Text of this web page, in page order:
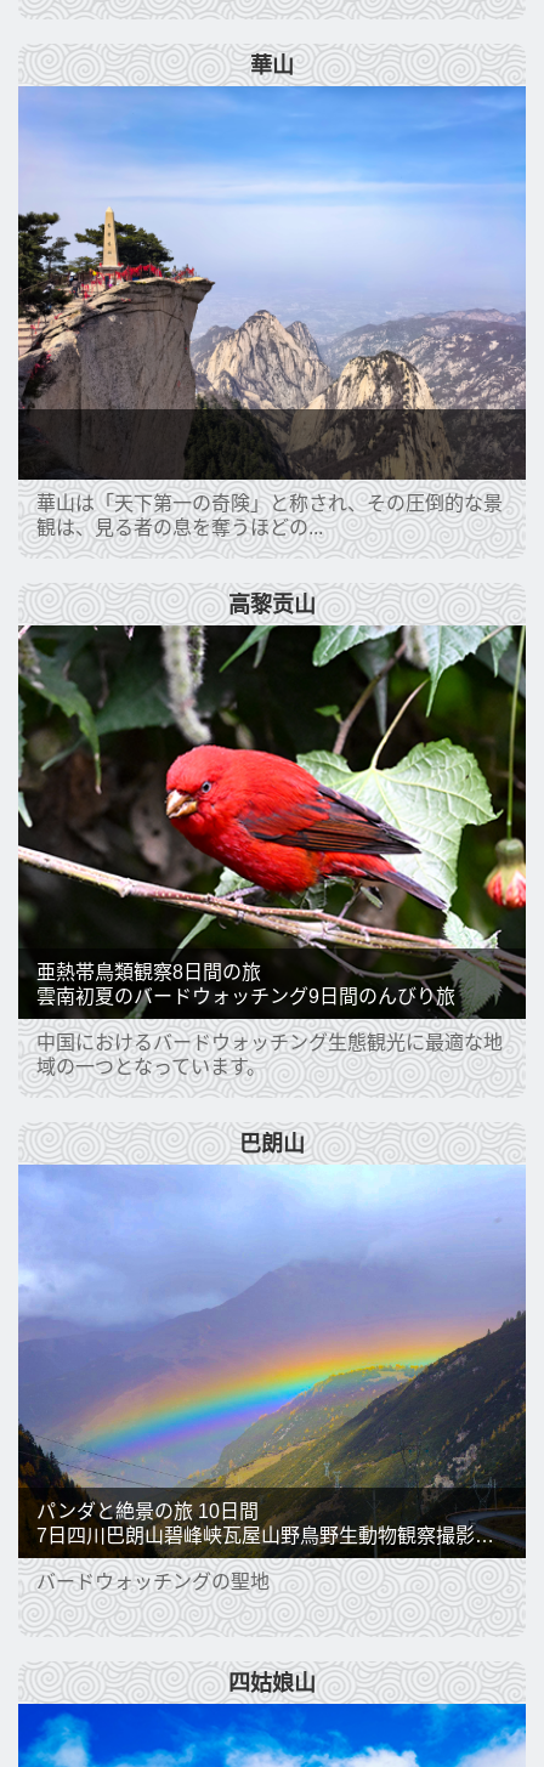
華山
華山は「天下第一の奇険」と称され、その圧倒的な景
観は、見る者の息を奪うほどの...
高黎贡山
中国におけるバードウォッチング生態観光に最適な地
域の一つとなっています。
亜熱帯鳥類観察8日間の旅
雲南初夏のバードウォッチング9日間のんびり旅
巴朗山
バードウォッチングの聖地
パンダと絶景の旅 10日間
7日四川巴朗山碧峰峡瓦屋山野鳥野生動物観察撮影ツアー
四姑娘山